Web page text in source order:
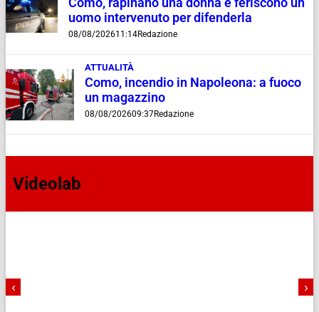
Como, rapinano una donna e feriscono un
uomo intervenuto per difenderla
08/08/202611:14Redazione
ATTUALITÀ
Como, incendio in Napoleona: a fuoco
un magazzino
08/08/202609:37Redazione
Videolab
‹ ›